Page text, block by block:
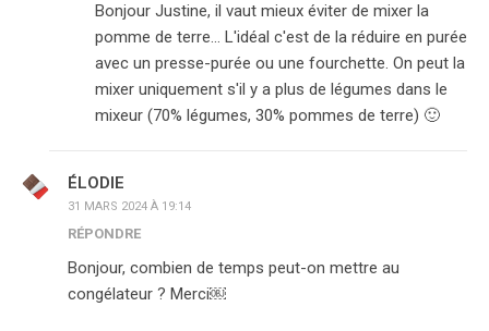
Bonjour Justine, il vaut mieux éviter de mixer la
pomme de terre… L'idéal c'est de la réduire en purée
avec un presse-purée ou une fourchette. On peut la
mixer uniquement s'il y a plus de légumes dans le
mixeur (70% légumes, 30% pommes de terre) 🙂
ÉLODIE
31 MARS 2024 À 19:14
RÉPONDRE
Bonjour, combien de temps peut-on mettre au
congélateur ? Merci￼